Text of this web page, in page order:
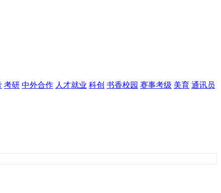
考研 中外合作 人才就业 科创 书香校园 赛事考级 美育 通讯员